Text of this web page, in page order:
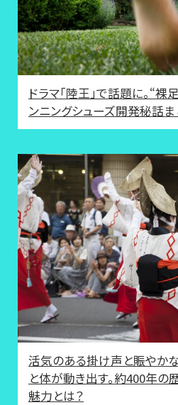
ドラマ「陸王」で話題に。“
ンニングシューズ開発秘話ま
活気のある掛け声と賑やか
と体が動き出す。約400年
魅力とは？